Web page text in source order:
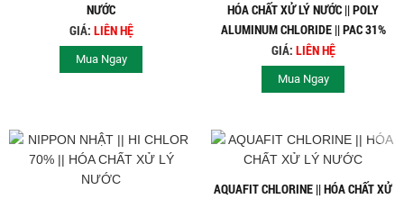
NƯỚC
GIÁ: LIÊN HỆ
Mua Ngay
HÓA CHẤT XỬ LÝ NƯỚC || POLY
ALUMINUM CHLORIDE || PAC 31%
GIÁ: LIÊN HỆ
Mua Ngay
AQUAFIT CHLORINE || HÓA CHẤT XỬ